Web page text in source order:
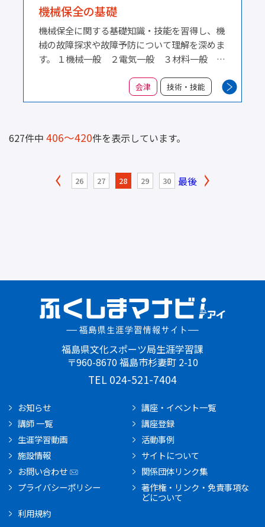
機械保全の基礎
機械保全に関する基礎知識・技能を習得し、機
械の故障探求や故障予防について理解を深めま
す。 １機械一般 ２電気一般 ３材料一般 ４
会津 技術・技能
627件中 406～420件を表示しています。
26 27 28 29 30 最後
福島県文化スポーツ局生涯学習課
〒960-8670 福島市杉妻町 2-10
TEL 024-521-7404
お知らせ
講座・イベント一覧
講師 一覧
講座登録
生涯学習動画
活動事例
施設情報
サイトについて
お問い合わせ
関係団体リンク集
プライバシーポリシー
著作権・リンク・免責事項な
どについて
利用規約